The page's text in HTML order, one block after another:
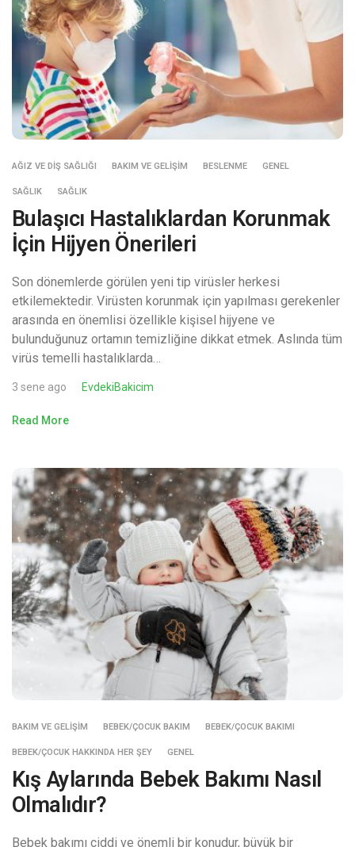
AĞIZ VE DIŞ SAĞLIĞI BAKIM VE GELIŞIM BESLENME GENEL
SAĞLIK SAĞLIK
Bulaşıcı Hastalıklardan Korunmak
İçin Hijyen Önerileri
Son dönemlerde görülen yeni tip virüsler herkesi
etkilemektedir. Virüsten korunmak için yapılması gerekenler
arasında en önemlisi özellikle kişisel hijyene ve
bulunduğunuz ortamın temizliğine dikkat etmek. Aslında tüm
virüs temelli hastalıklarda…
3 sene ago EvdekiBakicim
Read More
BAKIM VE GELIŞIM BEBEK/ÇOCUK BAKIM BEBEK/ÇOCUK BAKIMI
BEBEK/ÇOCUK HAKKINDA HER ŞEY GENEL
Kış Aylarında Bebek Bakımı Nasıl
Olmalıdır?
Bebek bakımı ciddi ve önemli bir konudur, büyük bir